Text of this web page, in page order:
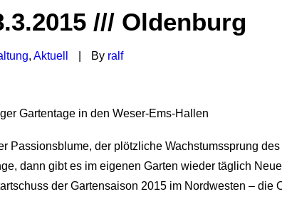
/// Oldenburg
, Aktuell By ralf
Gartentage in den Weser-Ems-Hallen
Passionsblume, der plötzliche Wachstumssprung
dann gibt es im eigenen Garten wieder täglich
der Gartensaison 2015 im Nordwesten – die